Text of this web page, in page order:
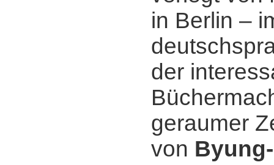
in Berlin ‒
der
geraumer
von